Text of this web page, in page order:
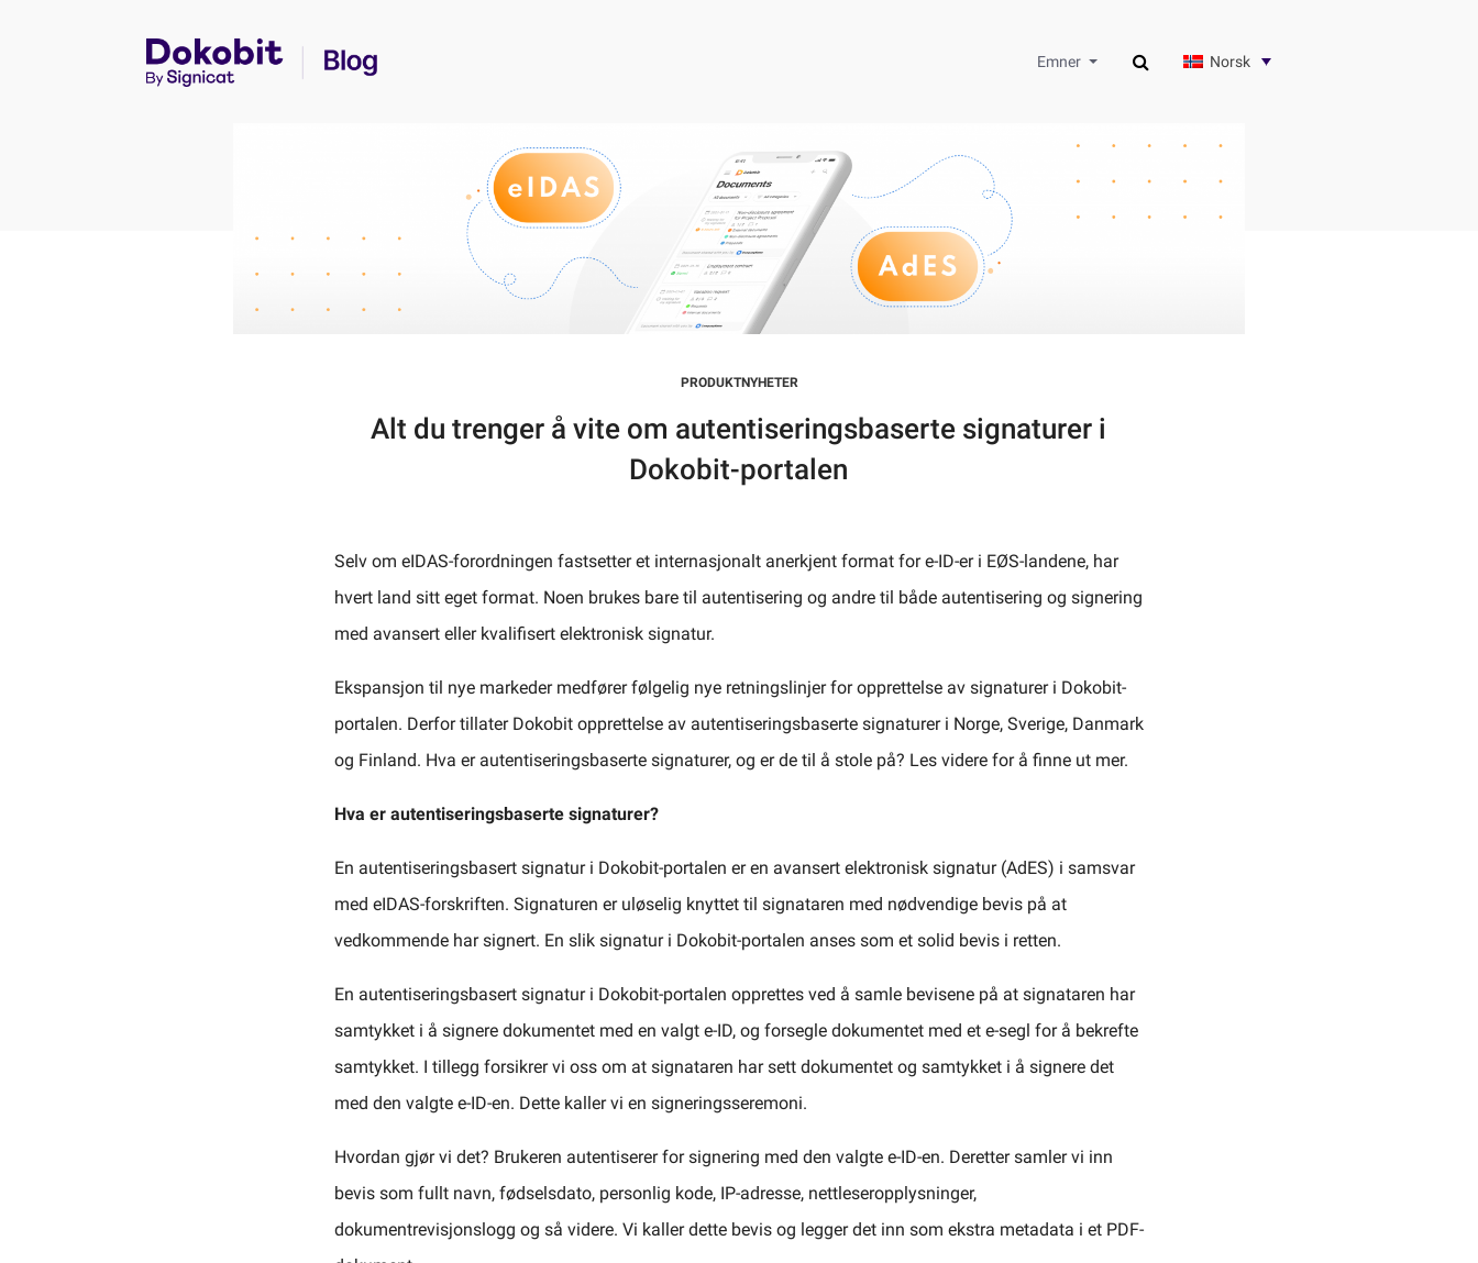
Emner Norsk
PRODUKTNYHETER
Alt du trenger å vite om autentiseringsbaserte signaturer i
Dokobit-portalen
Selv om eIDAS-forordningen fastsetter et internasjonalt anerkjent format for e-ID-er i EØS-landene, har
hvert land sitt eget format. Noen brukes bare til autentisering og andre til både autentisering og signering
med avansert eller kvalifisert elektronisk signatur.
Ekspansjon til nye markeder medfører følgelig nye retningslinjer for opprettelse av signaturer i Dokobit-
portalen. Derfor tillater Dokobit opprettelse av autentiseringsbaserte signaturer i Norge, Sverige, Danmark
og Finland. Hva er autentiseringsbaserte signaturer, og er de til å stole på? Les videre for å finne ut mer.
Hva er autentiseringsbaserte signaturer?
En autentiseringsbasert signatur i Dokobit-portalen er en avansert elektronisk signatur (AdES) i samsvar
med eIDAS-forskriften. Signaturen er uløselig knyttet til signataren med nødvendige bevis på at
vedkommende har signert. En slik signatur i Dokobit-portalen anses som et solid bevis i retten.
En autentiseringsbasert signatur i Dokobit-portalen opprettes ved å samle bevisene på at signataren har
samtykket i å signere dokumentet med en valgt e-ID, og forsegle dokumentet med et e-segl for å bekrefte
samtykket. I tillegg forsikrer vi oss om at signataren har sett dokumentet og samtykket i å signere det
med den valgte e-ID-en. Dette kaller vi en signeringsseremoni.
Hvordan gjør vi det? Brukeren autentiserer for signering med den valgte e-ID-en. Deretter samler vi inn
bevis som fullt navn, fødselsdato, personlig kode, IP-adresse, nettleseropplysninger,
dokumentrevisjonslogg og så videre. Vi kaller dette bevis og legger det inn som ekstra metadata i et PDF-